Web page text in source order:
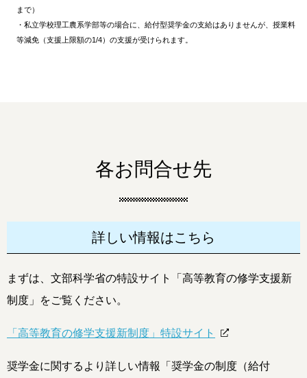
まで）
・私立学校理工農系学部等の場合に、給付型奨学金の支給はありませんが、授業料
等減免（支援上限額の1/4）の支援が受けられます。
各お問合せ先
詳しい情報はこちら
まずは、文部科学省の特設サイト「高等教育の修学支援新
制度」をご覧ください。
「高等教育の修学支援新制度」特設サイト
奨学金に関するより詳しい情報「奨学金の制度（給付